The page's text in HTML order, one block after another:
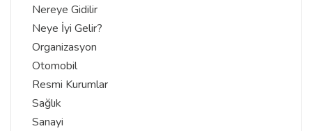
Nereye Gidilir
Neye İyi Gelir?
Organizasyon
Otomobil
Resmi Kurumlar
Sağlık
Sanayi